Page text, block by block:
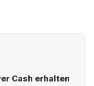
Cash erhalten